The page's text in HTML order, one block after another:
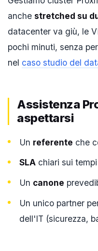
anche stretched su
datacenter va giù, le
pochi minuti, senza
nel caso studio del
Assistenza
aspettarsi
Un referente che
SLA chiari sui
Un canone
Un unico partner
dell'IT (sicurezza,